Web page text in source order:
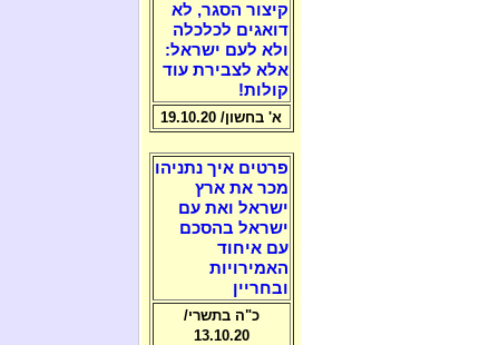
קיצור הסגר, לא
דואגים לכלכלה
ולא לעם ישראל:
אלא לצבירת עוד
קולות!
א' בחשון/ 19.10.20
פרטים איך נתניהו
מכר את ארץ
ישראל ואת עם
ישראל בהסכם
עם איחוד
האמירויות
ובחריין
כ"ה בתשרי/
13.10.20